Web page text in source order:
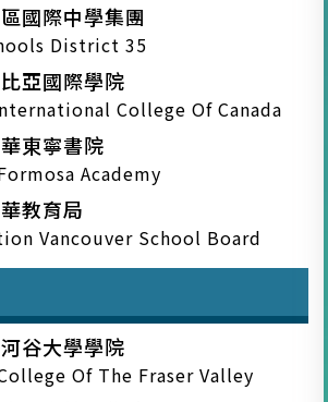
國際中學集團
District 35
亞國際學院
College Of Canada
東寧書院
Academy
教育局
Vancouver School Board
谷大學學院
Of The Fraser Valley